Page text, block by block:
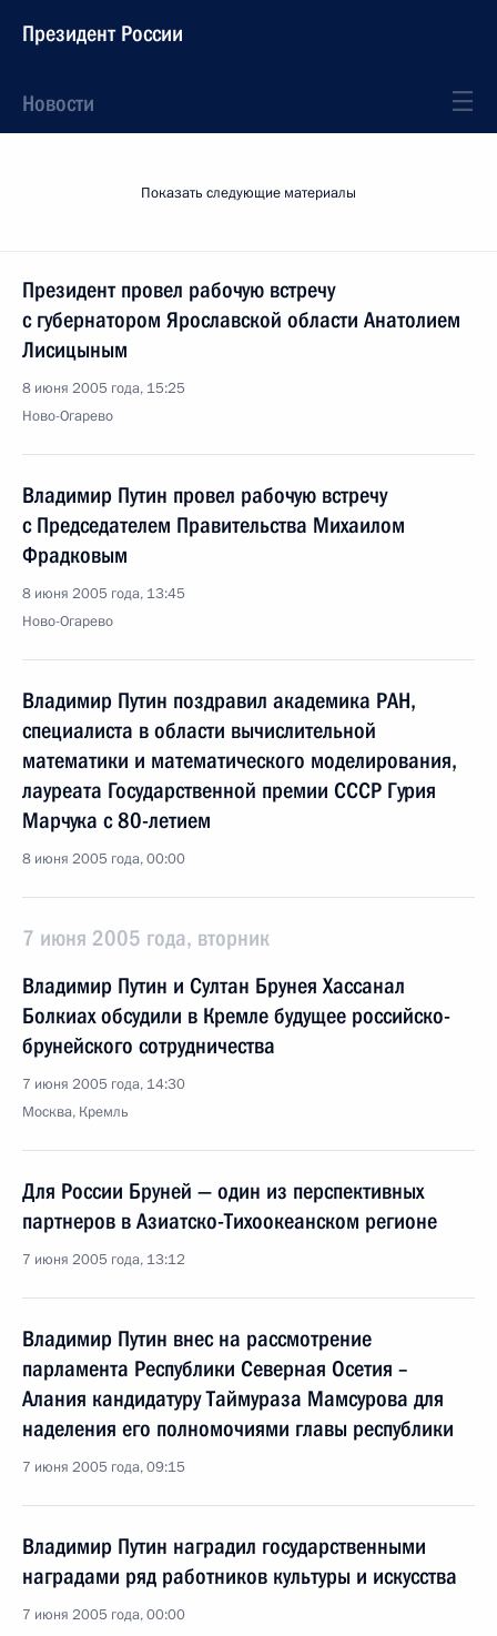
Президент России
Новости
Показать следующие материалы
Президент провел рабочую встречу
с губернатором Ярославской области Анатолием
Лисицыным
8 июня 2005 года, 15:25
Ново-Огарево
Владимир Путин провел рабочую встречу
с Председателем Правительства Михаилом
Фрадковым
8 июня 2005 года, 13:45
Ново-Огарево
Владимир Путин поздравил академика РАН,
специалиста в области вычислительной
математики и математического моделирования,
лауреата Государственной премии СССР Гурия
Марчука с 80-летием
8 июня 2005 года, 00:00
7 июня 2005 года, вторник
Владимир Путин и Султан Брунея Хассанал
Болкиах обсудили в Кремле будущее российско-
брунейского сотрудничества
7 июня 2005 года, 14:30
Москва, Кремль
Для России Бруней — один из перспективных
партнеров в Азиатско-Тихоокеанском регионе
7 июня 2005 года, 13:12
Владимир Путин внес на рассмотрение
парламента Республики Северная Осетия –
Алания кандидатуру Таймураза Мамсурова для
наделения его полномочиями главы республики
7 июня 2005 года, 09:15
Владимир Путин наградил государственными
наградами ряд работников культуры и искусства
7 июня 2005 года, 00:00